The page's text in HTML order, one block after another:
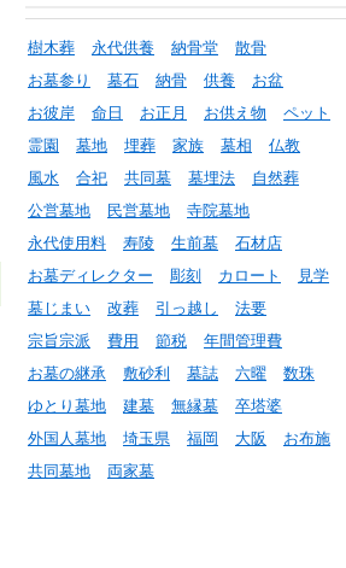
樹木葬 永代供養 納骨堂
散骨
お墓参り
墓石 納骨 供養
お盆
お彼岸
命日 お正月 お供え物
ペット
霊園
墓地 埋葬 家族 墓相
仏教
風水
合祀 共同墓 墓埋法
自然葬
公営墓地
民営墓地
寺院墓地
永代使用料
寿陵 生前墓
石材店
お墓ディレクター
彫刻 カロート
見学
墓じまい
改葬 引っ越し
法要
宗旨宗派
費用 節税
年間管理費
お墓の継承
敷砂利 墓誌 六曜
数珠
ゆとり墓地
建墓 無縁墓
卒塔婆
外国人墓地
埼玉県 福岡 大阪
お布施
共同墓地
両家墓